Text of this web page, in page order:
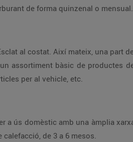
consumidors fer pagaments a crèdit i, així, liquidar l’import total del carburant de forma quinzenal o mensual.
etc.), diaris i revistes, drogueria, articles per al vehicle, etc.
possibilitat de fraccionar el pagament de la seva comanda de gasoil de calefacció, de 3 a 6 mesos.